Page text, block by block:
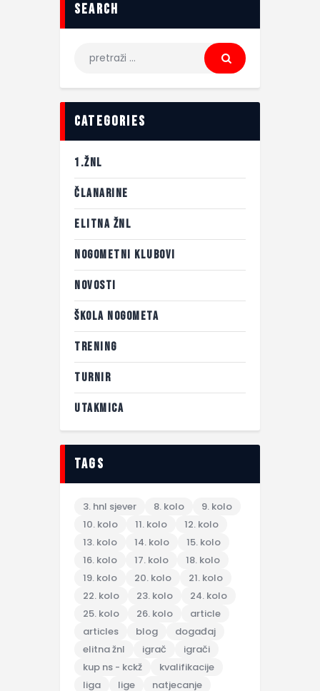
search
categories
1.ŽNL
ČLANARINE
ELITNA ŽNL
NOGOMETNI KLUBOVI
NOVOSTI
ŠKOLA NOGOMETA
TRENING
TURNIR
UTAKMICA
tags
3. hnl sjever 8. kolo
9. kolo
10. kolo
11. kolo
12. kolo
13. kolo
14. kolo
15. kolo
16. kolo
17. kolo
18. kolo
19. kolo
20. kolo
21. kolo
22. kolo
23. kolo
24. kolo
25. kolo
26. kolo
article
articles
blog
događaj
elitna žnl
igrač
igrači
kup ns - kckž
kvalifikacije
liga
lige natjecanje